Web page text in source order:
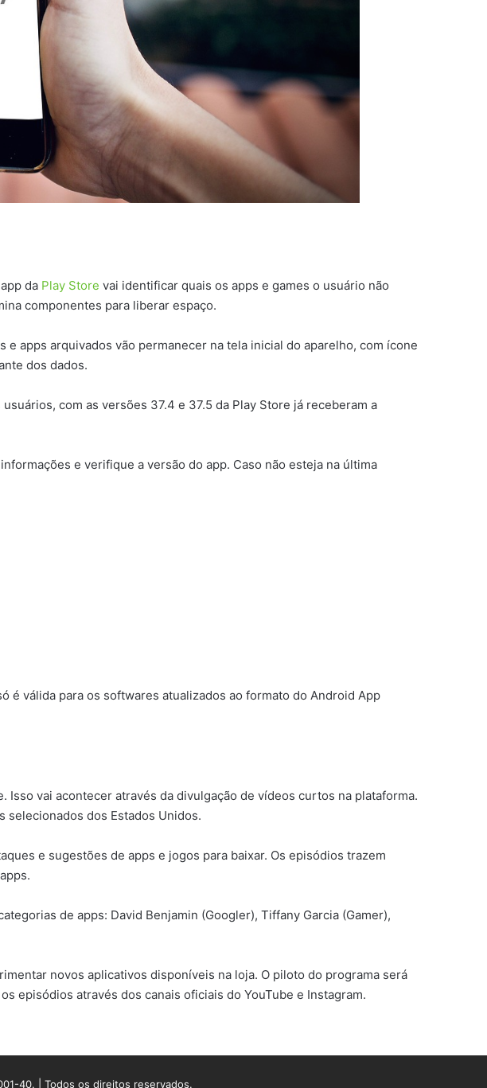
da Play Store vai identificar quais os apps e games o usuário não
componentes para liberar espaço.
apps arquivados vão permanecer na tela inicial do aparelho, com ícone
dos dados.
com as versões 37.4 e 37.5 da Play Store já receberam a
e verifique a versão do app. Caso não esteja na última
é válida para os softwares atualizados ao formato do Android App
vai acontecer através da divulgação de vídeos curtos na plataforma.
selecionados dos Estados Unidos.
e sugestões de apps e jogos para baixar. Os episódios trazem
de apps: David Benjamin (Googler), Tiffany Garcia (Gamer),
novos aplicativos disponíveis na loja. O piloto do programa será
episódios através dos canais oficiais do YouTube e Instagram.
40. | Todos os direitos reservados.